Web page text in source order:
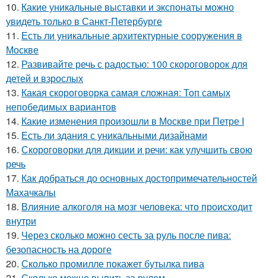
10. Какие уникальные выставки и экспонаты можно
увидеть только в Санкт-Петербурге
11. Есть ли уникальные архитектурные сооружения в
Москве
12. Развивайте речь с радостью: 100 скороговорок для
детей и взрослых
13. Какая скороговорка самая сложная: Топ самых
непобедимых вариантов
14. Какие изменения произошли в Москве при Петре I
15. Есть ли здания с уникальными дизайнами
16. Скороговорки для дикции и речи: как улучшить свою
речь
17. Как добраться до основных достопримечательностей
Махачкалы
18. Влияние алкоголя на мозг человека: что происходит
внутри
19. Через сколько можно сесть за руль после пива:
безопасность на дороге
20. Сколько промилле покажет бутылка пива